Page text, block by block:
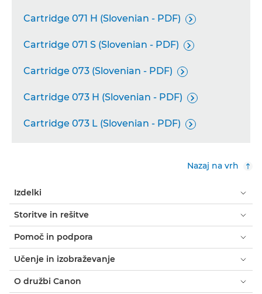
Cartridge 071 H (Slovenian - PDF) 
Cartridge 071 S (Slovenian - PDF) 
Cartridge 073 (Slovenian - PDF) 
Cartridge 073 H (Slovenian - PDF) 
Cartridge 073 L (Slovenian - PDF) 
Nazaj na vrh
Izdelki
Storitve in rešitve
Pomoč in podpora
Učenje in izobraževanje
O družbi Canon